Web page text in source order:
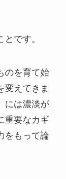
です。
のを育て始
変えてきま
には濃淡が
重要なカギ
をもって論